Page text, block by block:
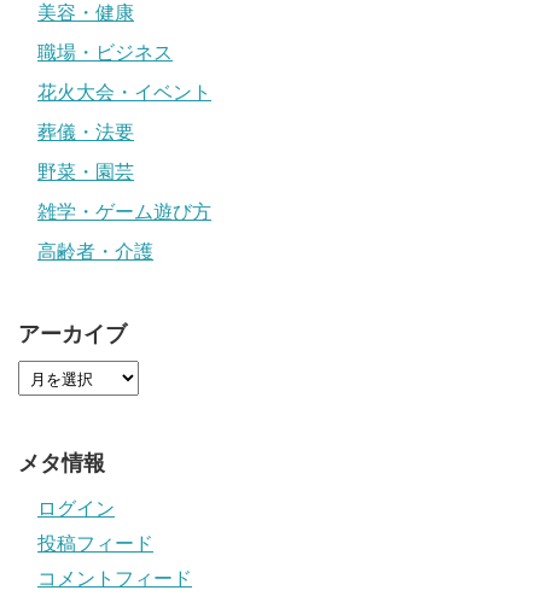
美容・健康
職場・ビジネス
花火大会・イベント
葬儀・法要
野菜・園芸
雑学・ゲーム遊び方
高齢者・介護
アーカイブ
メタ情報
ログイン
投稿フィード
コメントフィード